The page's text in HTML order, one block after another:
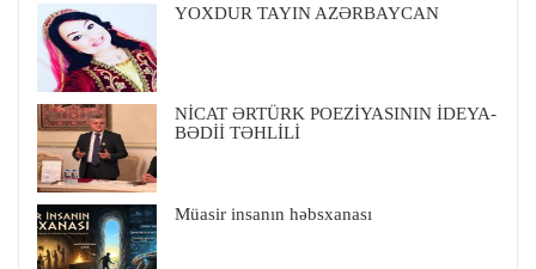
YOXDUR TAYIN AZƏRBAYCAN
NİCAT ƏRTÜRK POEZİYASININ İDEYA-
BƏDİİ TƏHLİLİ
Müasir insanın həbsxanası